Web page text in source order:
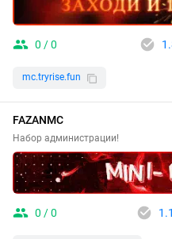
0 / 0
mc.tryrise.fun
FAZANMC
Набор администрации!
0 / 0